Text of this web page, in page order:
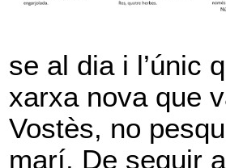
se al dia i l’únic
xarxa nova que
Vostès, no
marí. De seguir